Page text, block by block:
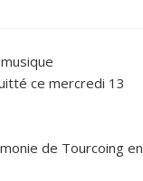
ce mercredi 13
de Tourcoing en